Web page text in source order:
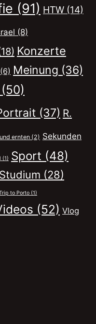
(91) HTW (14)
(8)
Konzerte
(6) Meinung (36)
(50)
(37) R.
ernten (2) Sekunden
(1) Sport (48)
Studium (28)
to Porto (1)
(52) Vlog